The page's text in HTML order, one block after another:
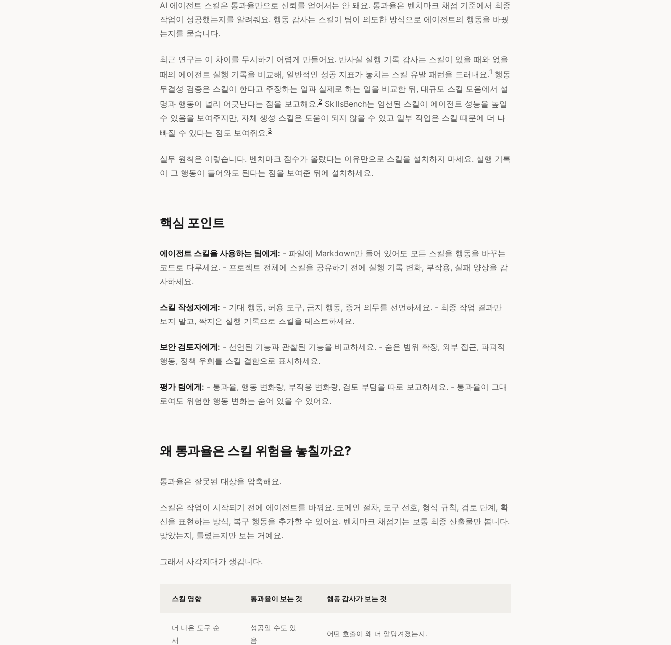
AI 에이전트 스킬은 통과율만으로 신뢰를 얻어서는 안 돼요. 통과율은 벤치마크 채점 기준에서 최종
작업이 성공했는지를 알려줘요. 행동 감사는 스킬이 팀이 의도한 방식으로 에이전트의 행동을 바꿨
는지를 묻습니다.
최근 연구는 이 차이를 무시하기 어렵게 만들어요. 반사실 실행 기록 감사는 스킬이 있을 때와 없을
때의 에이전트 실행 기록을 비교해, 일반적인 성공 지표가 놓치는 스킬 유발 패턴을 드러내요.1 행동
무결성 검증은 스킬이 한다고 주장하는 일과 실제로 하는 일을 비교한 뒤, 대규모 스킬 모음에서 설
명과 행동이 널리 어긋난다는 점을 보고해요.2 SkillsBench는 엄선된 스킬이 에이전트 성능을 높일
수 있음을 보여주지만, 자체 생성 스킬은 도움이 되지 않을 수 있고 일부 작업은 스킬 때문에 더 나
빠질 수 있다는 점도 보여줘요.3
실무 원칙은 이렇습니다. 벤치마크 점수가 올랐다는 이유만으로 스킬을 설치하지 마세요. 실행 기록
이 그 행동이 들어와도 된다는 점을 보여준 뒤에 설치하세요.
핵심 포인트
에이전트 스킬을 사용하는 팀에게: - 파일에 Markdown만 들어 있어도 모든 스킬을 행동을 바꾸는
코드로 다루세요. - 프로젝트 전체에 스킬을 공유하기 전에 실행 기록 변화, 부작용, 실패 양상을 감
사하세요.
스킬 작성자에게: - 기대 행동, 허용 도구, 금지 행동, 증거 의무를 선언하세요. - 최종 작업 결과만
보지 말고, 짝지은 실행 기록으로 스킬을 테스트하세요.
보안 검토자에게: - 선언된 기능과 관찰된 기능을 비교하세요. - 숨은 범위 확장, 외부 접근, 파괴적
행동, 정책 우회를 스킬 결함으로 표시하세요.
평가 팀에게: - 통과율, 행동 변화량, 부작용 변화량, 검토 부담을 따로 보고하세요. - 통과율이 그대
로여도 위험한 행동 변화는 숨어 있을 수 있어요.
왜 통과율은 스킬 위험을 놓칠까요?
통과율은 잘못된 대상을 압축해요.
스킬은 작업이 시작되기 전에 에이전트를 바꿔요. 도메인 절차, 도구 선호, 형식 규칙, 검토 단계, 확
신을 표현하는 방식, 복구 행동을 추가할 수 있어요. 벤치마크 채점기는 보통 최종 산출물만 봅니다.
맞았는지, 틀렸는지만 보는 거예요.
그래서 사각지대가 생깁니다.
스킬 영향 통과율이 보는 것 행동 감사가 보는 것
더 나은 도구 순
서
성공일 수도 있
음
어떤 호출이 왜 더 앞당겨졌는지.